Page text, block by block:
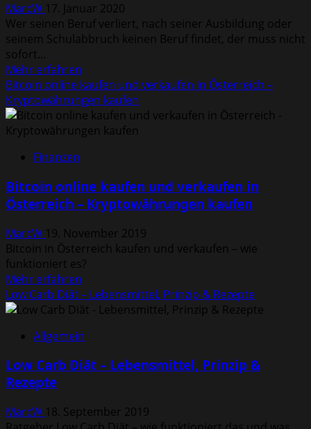
eTA?
MarcW 17. Januar 2020
Wer seinen Beruf verliert, nach seiner Ausbildung oder
seinem Schulabbruch keinen Beruf findet, der muss nicht
sofort...
Mehr erfahren
Informationen
über
Wie
viel
Hartz-
IV
für
Bewerbungen
aufwenden?
Bitcoin online kaufen und verkaufen in Österreich –
Kryptowährungen kaufen
Finanzen
Bitcoin online kaufen und verkaufen in
Österreich – Kryptowährungen kaufen
MarcW 19. November 2019
Bitcoin in Österreich kaufen und verkaufen – wie
funktioniert es?
Mehr erfahren
Informationen
über
online
und
Österreich
Low Carb Diät – Lebensmittel, Prinzip & Rezepte
Allgemein
Low Carb Diät – Lebensmittel, Prinzip &
Rezepte
MarcW 18. September 2019